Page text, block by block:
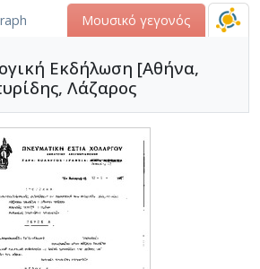
Μουσικό γεγονός
Εκδήλωση [Αθήνα,
Λάζαρος